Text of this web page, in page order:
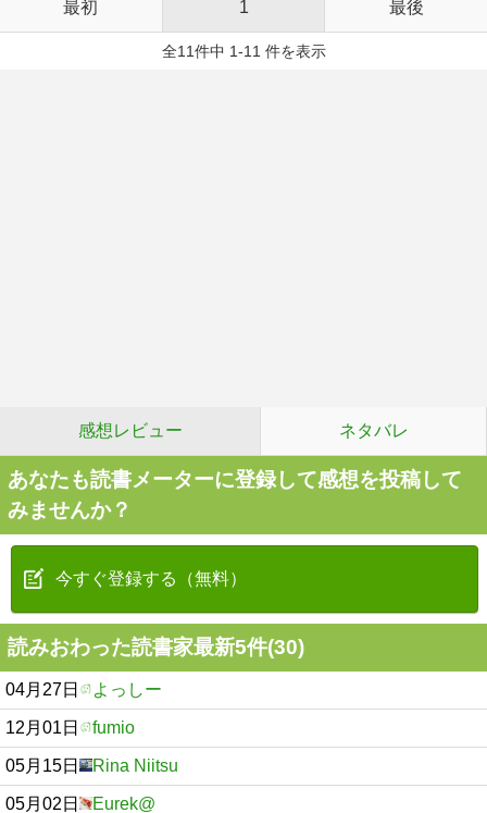
最初 1 最後
全11件中 1-11 件を表示
感想レビュー ネタバレ
あなたも読書メーターに登録して感想を投稿して
みませんか？
今すぐ登録する（無料）
読みおわった読書家最新5件(30)
04月27日 よっしー
12月01日 fumio
05月15日 Rina Niitsu
05月02日 Eurek@